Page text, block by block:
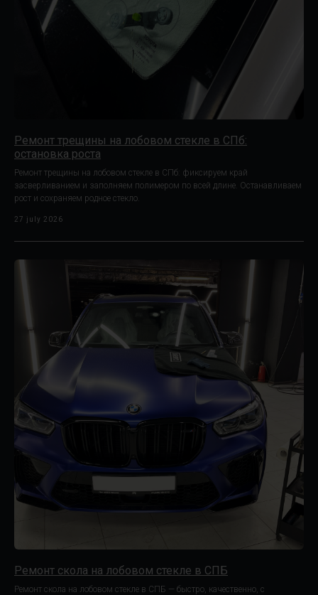
Ремонт трещины на лобовом стекле в СПб:
остановка роста
Ремонт трещины на лобовом стекле в СПб: фиксируем край
засверливанием и заполняем полимером по всей длине. Останавливаем
рост и сохраняем родное стекло.
27 july 2026
Ремонт скола на лобовом стекле в СПБ
Ремонт скола на лобовом стекле в СПБ — быстро, качественно, с